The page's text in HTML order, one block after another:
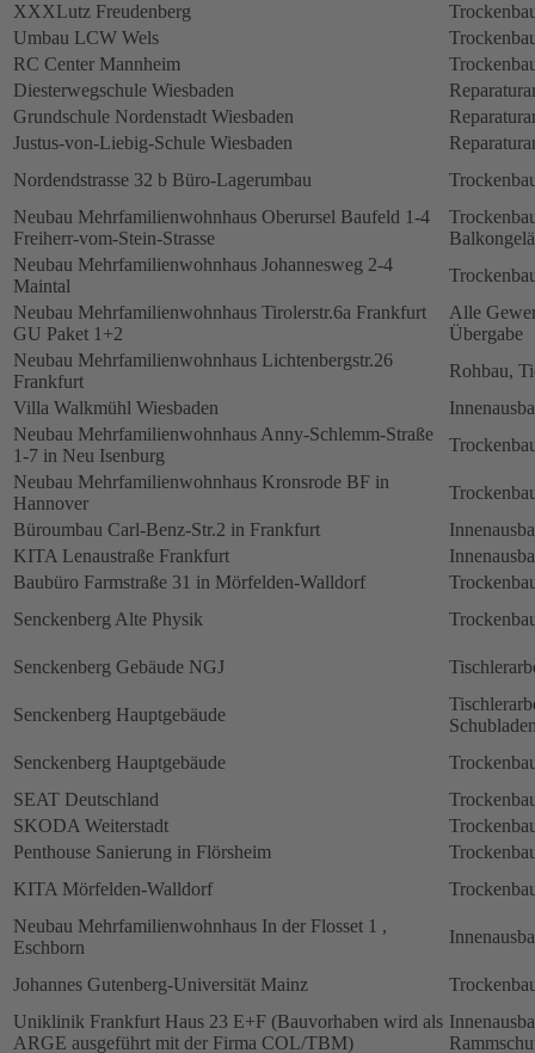
XXXLutz Freudenberg
Umbau LCW Wels
RC Center Mannheim
Diesterwegschule Wiesbaden
Grundschule Nordenstadt Wiesbaden
Justus-von-Liebig-Schule Wiesbaden
Nordendstrasse 32 b Büro-Lagerumbau
Neubau Mehrfamilienwohnhaus Oberursel Baufeld 1-4
Freiherr-vom-Stein-Strasse
Neubau Mehrfamilienwohnhaus Johannesweg 2-4
Maintal
Neubau Mehrfamilienwohnhaus Tirolerstr.6a Frankfurt
GU Paket 1+2
Alle
Übergabe
Neubau Mehrfamilienwohnhaus Lichtenbergstr.26
Frankfurt
Rohbau,
Villa Walkmühl Wiesbaden
Neubau Mehrfamilienwohnhaus Anny-Schlemm-Straße
1-7 in Neu Isenburg
Neubau Mehrfamilienwohnhaus Kronsrode BF in
Hannover
Büroumbau Carl-Benz-Str.2 in Frankfurt
KITA Lenaustraße Frankfurt
Baubüro Farmstraße 31 in Mörfelden-Walldorf
Senckenberg Alte Physik
Senckenberg Gebäude NGJ
Senckenberg Hauptgebäude
Senckenberg Hauptgebäude
SEAT Deutschland
SKODA Weiterstadt
Penthouse Sanierung in Flörsheim
KITA Mörfelden-Walldorf
Neubau Mehrfamilienwohnhaus In der Flosset 1 ,
Eschborn
Johannes Gutenberg-Universität Mainz
Uniklinik Frankfurt Haus 23 E+F (Bauvorhaben wird als
ARGE ausgeführt mit der Firma COL/TBM)